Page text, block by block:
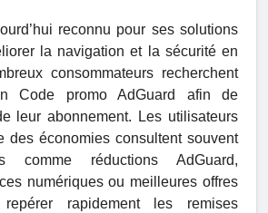
reconnu pour ses solutions
la navigation et la sécurité en
consommateurs recherchent
Code promo AdGuard afin de
leur abonnement. Les utilisateurs
des économies consultent souvent
comme réductions AdGuard,
numériques ou meilleures offres
rapidement les remises